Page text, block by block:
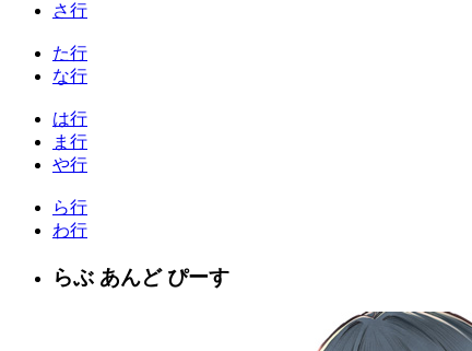
さ行
た行
な行
は行
ま行
や行
ら行
わ行
らぶ あんど ぴーす